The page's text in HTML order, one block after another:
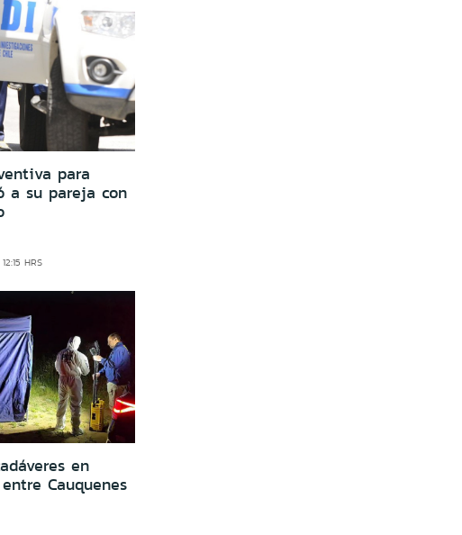
para
a su pareja con
HRS
en
Cauquenes